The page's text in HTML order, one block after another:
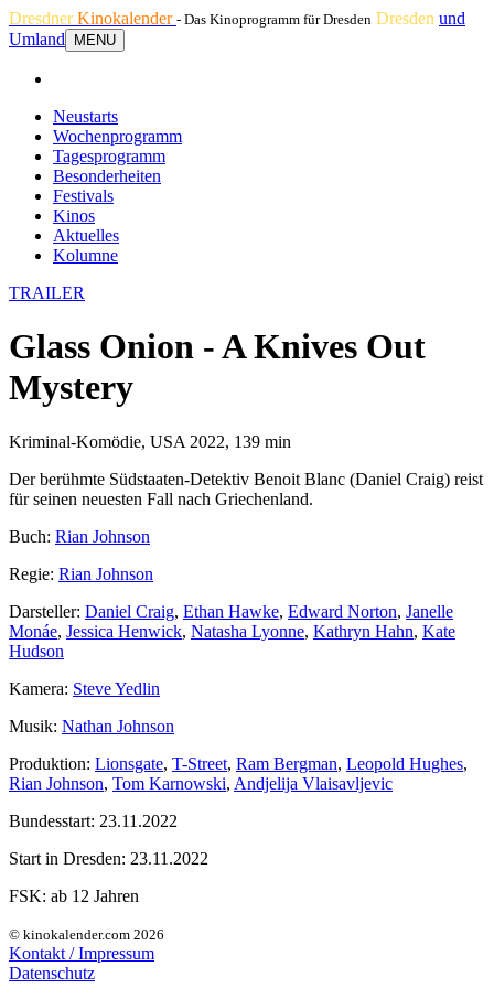
DresdnerKinokalender - Das Kinoprogramm für Dresden Dresden und
Umland
MENU
Neustarts
Wochenprogramm
Tagesprogramm
Besonderheiten
Festivals
Kinos
Aktuelles
Kolumne
TRAILER
Glass Onion - A Knives Out
Mystery
Kriminal-Komödie, USA 2022, 139 min
Der berühmte Südstaaten-Detektiv Benoit Blanc (Daniel Craig) reist
für seinen neuesten Fall nach Griechenland.
Buch: Rian Johnson
Regie: Rian Johnson
Darsteller: Daniel Craig, Ethan Hawke, Edward Norton, Janelle
Monáe, Jessica Henwick, Natasha Lyonne, Kathryn Hahn, Kate
Hudson
Kamera: Steve Yedlin
Musik: Nathan Johnson
Produktion: Lionsgate, T-Street, Ram Bergman, Leopold Hughes,
Rian Johnson, Tom Karnowski, Andjelija Vlaisavljevic
Bundesstart: 23.11.2022
Start in Dresden: 23.11.2022
FSK: ab 12 Jahren
© kinokalender.com 2026
Kontakt / Impressum
Datenschutz